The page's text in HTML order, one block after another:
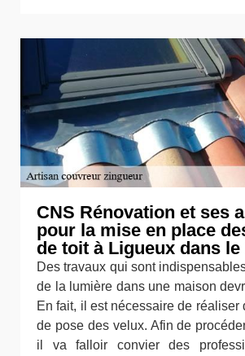
CNS Rénovation et ses
pour la mise en place
de toit à Ligueux dans le
Des travaux qui sont
de la lumière dans une maison
En fait, il est nécessaire de réaliser
de pose des velux. Afin de
il va falloir convier des